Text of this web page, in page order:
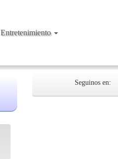
Entretenimiento
Seguinos en: